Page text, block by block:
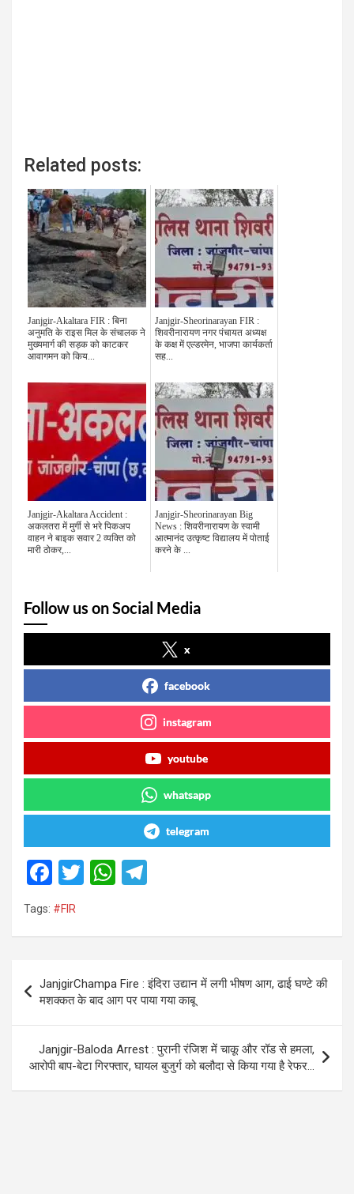
Related posts:
Janjgir-Akaltara FIR : बिना
अनुमति के राइस मिल के संचालक ने
मुख्यमार्ग की सड़क को काटकर
आवागमन को किय...
Janjgir-Sheorinarayan FIR :
शिवरीनारायण नगर पंचायत अध्यक्ष
के कक्ष में एल्डरमेन, भाजपा कार्यकर्ता
सह...
Janjgir-Akaltara Accident :
अकलतरा में मुर्गी से भरे पिकअप
वाहन ने बाइक सवार 2 व्यक्ति को
मारी ठोकर,...
Janjgir-Sheorinarayan Big
News : शिवरीनारायण के स्वामी
आत्मानंद उत्कृष्ट विद्यालय में पोताई
करने के ...
Follow us on Social Media
x
facebook
instagram
youtube
whatsapp
telegram
F
a
ce
o
o
k
T
W
A
p
p
a
m
Tags: #FIR
navigation
JanjgirChampa Fire : इंदिरा उद्यान में लगी भीषण आग, ढाई घण्टे की
मशक्कत के बाद आग पर पाया गया काबू
Janjgir-Baloda Arrest : पुरानी रंजिश में चाकू और रॉड से हमला,
आरोपी बाप-बेटा गिरफ्तार, घायल बुजुर्ग को बलौदा से किया गया है रेफर…